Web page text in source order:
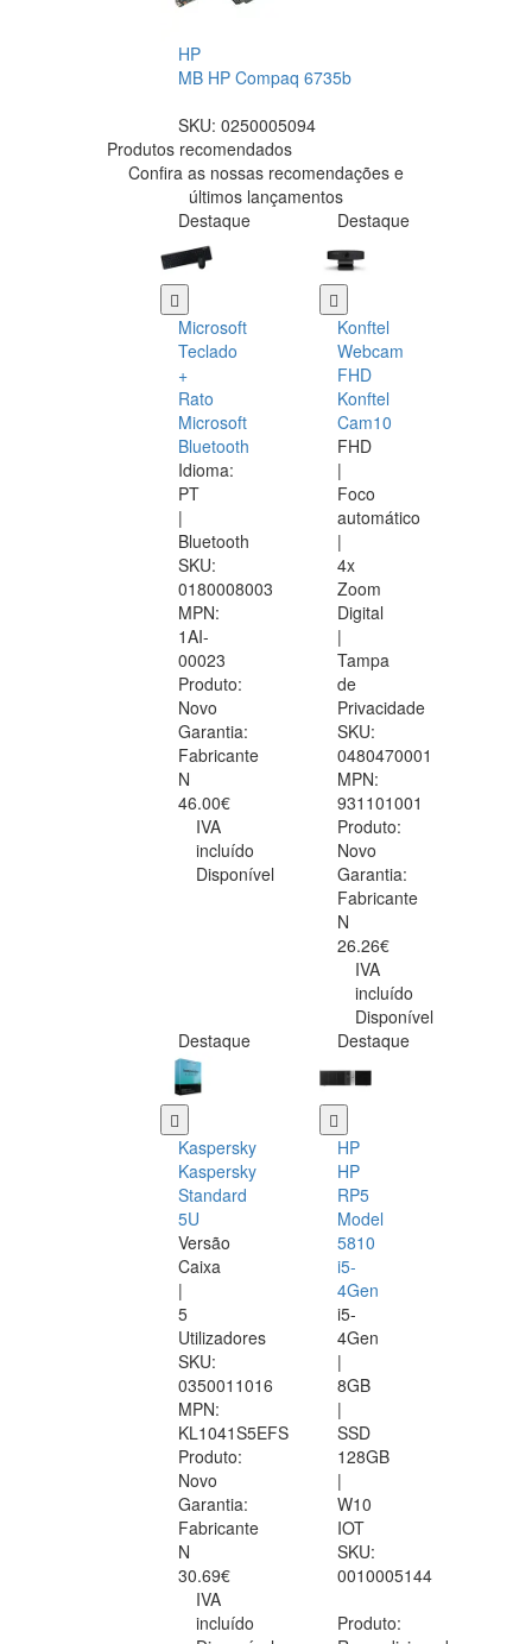
HP
MB HP Compaq 6735b
SKU: 0250005094
Produtos recomendados
Confira as nossas recomendações e
últimos lançamentos
Destaque
Microsoft
Teclado
+
Rato
Microsoft
Bluetooth
Idioma:
PT
|
Bluetooth
SKU:
0180008003
MPN:
1AI-
00023
Produto:
Novo
Garantia:
Fabricante
N
46.00€
IVA
incluído
Disponível
Destaque
Konftel
Webcam
FHD
Konftel
Cam10
FHD
|
Foco
automático
|
4x
Zoom
Digital
|
Tampa
de
Privacidade
SKU:
0480470001
MPN:
931101001
Produto:
Novo
Garantia:
Fabricante
N
26.26€
IVA
incluído
Disponível
Destaque
Kaspersky
Kaspersky
Standard
5U
Versão
Caixa
|
5
Utilizadores
SKU:
0350011016
MPN:
KL1041S5EFS
Produto:
Novo
Garantia:
Fabricante
N
30.69€
IVA
incluído
Destaque
HP
HP
RP5
Model
5810
i5-
4Gen
i5-
4Gen
|
8GB
|
SSD
128GB
|
W10
IOT
SKU:
0010005144
Produto: